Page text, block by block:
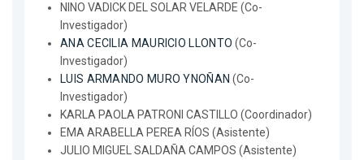
NINO VADICK DEL SOLAR VELARDE (Co-
Investigador)
ANA CECILIA MAURICIO LLONTO (Co-
Investigador)
LUIS ARMANDO MURO YNOÑAN (Co-
Investigador)
KARLA PAOLA PATRONI CASTILLO (Coordinador)
EMA ARABELLA PEREA RÍOS (Asistente)
JULIO MIGUEL SALDAÑA CAMPOS (Asistente)